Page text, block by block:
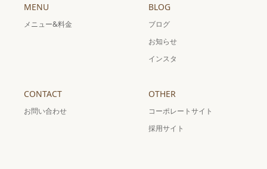
MENU
メニュー&料金
BLOG
ブログ
お知らせ
インスタ
CONTACT
お問い合わせ
OTHER
コーポレートサイト
採用サイト